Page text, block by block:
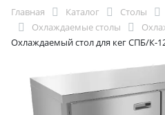
Главная Каталог Столы
Охлаждаемые столы
Охлаждаемый стол для кег СПБ/К-